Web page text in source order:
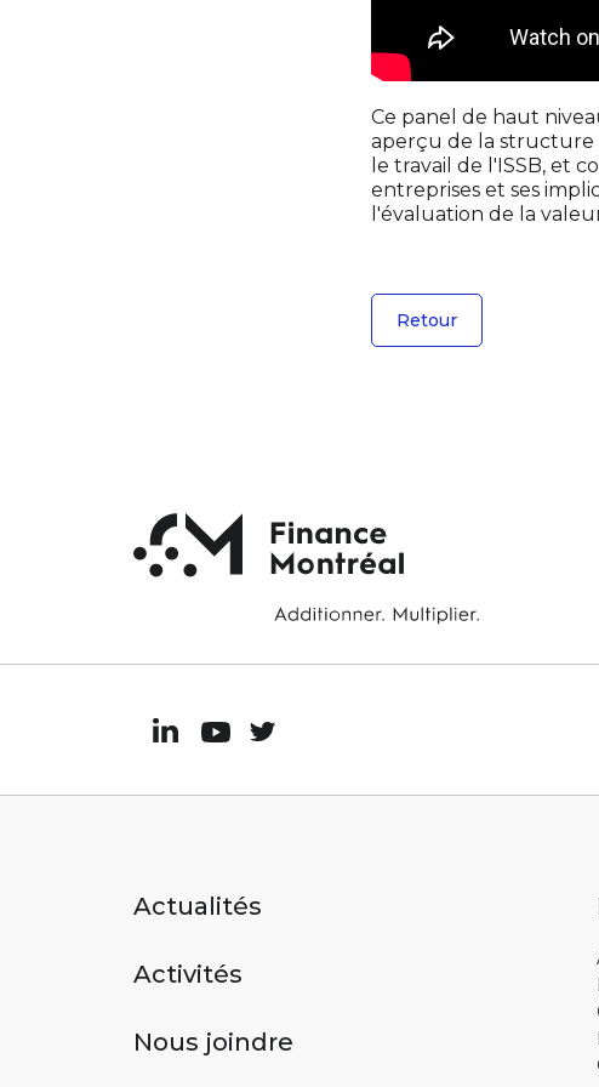
Ce panel de haut
aperçu de la structure
le travail de l'ISSB, et
entreprises et ses
l'évaluation de la
Retour
Actualités
Activités
Nous joindre